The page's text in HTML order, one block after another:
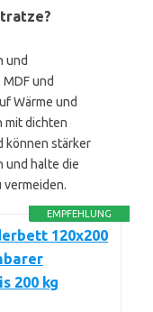
und
und
Wärme und
mit dichten
können stärker
und halte die
vermeiden.
EMPFEHLUNG
120x200
200 kg